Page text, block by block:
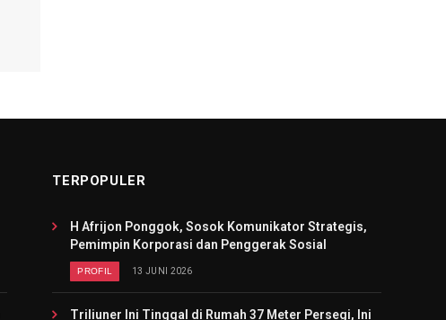
TERPOPULER
H Afrijon Ponggok, Sosok Komunikator Strategis,
Pemimpin Korporasi dan Penggerak Sosial
PROFIL 13 JUNI 2026
Triliuner Ini Tinggal di Rumah 37 Meter Persegi, Ini